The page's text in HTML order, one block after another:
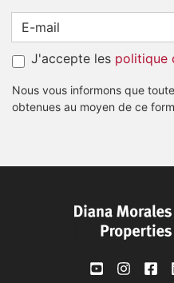
J'accepte les politique
Nous vous informons que
obtenues au moyen de ce